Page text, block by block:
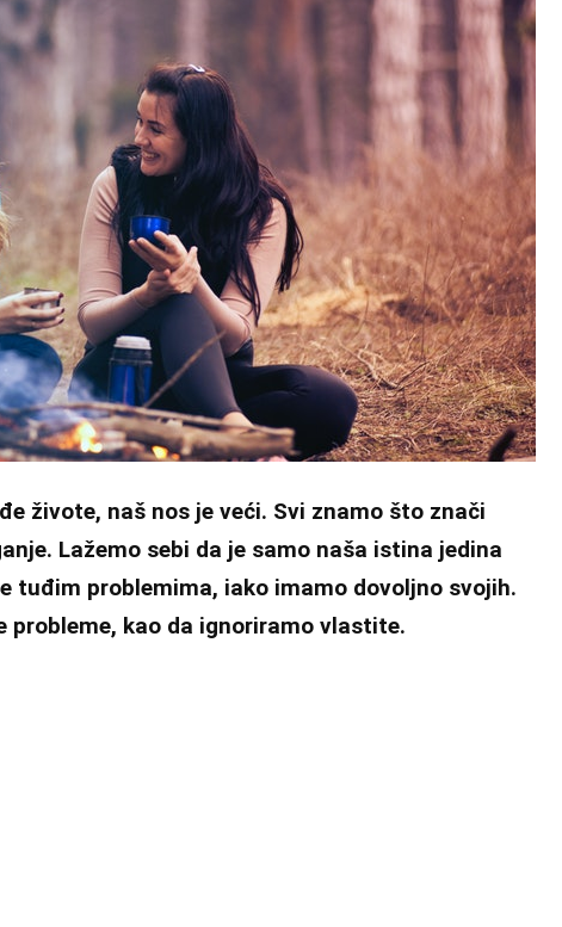
živote, naš nos je veći. Svi znamo što znači
Lažemo sebi da je samo naša istina jedina
tuđim problemima, iako imamo dovoljno svojih.
probleme, kao da ignoriramo vlastite.